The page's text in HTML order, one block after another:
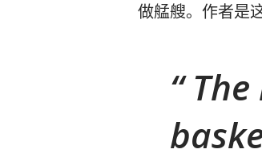
做艋艘。作者是
The